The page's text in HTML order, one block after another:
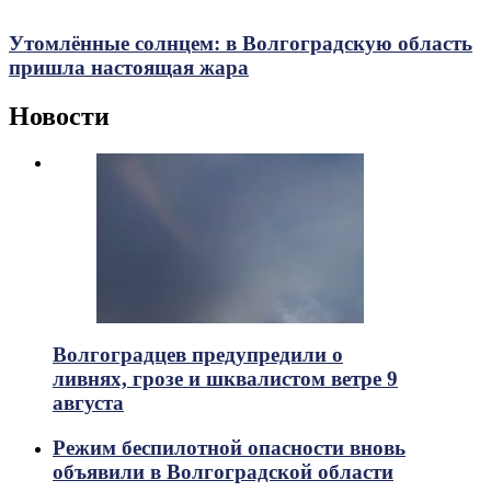
Утомлённые солнцем: в Волгоградскую область
пришла настоящая жара
Новости
Волгоградцев предупредили о
ливнях, грозе и шквалистом ветре 9
августа
Режим беспилотной опасности вновь
объявили в Волгоградской области